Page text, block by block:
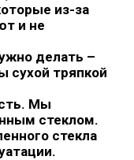
из-за
и не
делать –
сухой тряпкой
Мы
стеклом.
стекла